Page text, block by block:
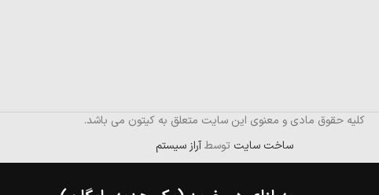
کلیه حقوق مادی و معنوی این سایت متعلق به کیتون می باشد.
ساخت سایت توسطآراز سیستم